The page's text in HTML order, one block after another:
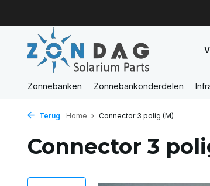
Zonnebanken Zonnebankonderdelen
Terug Home Connector 3 polig (M)
Connector 3